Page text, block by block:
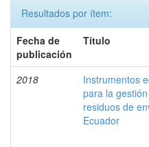
Resultados por ítem:
Fecha de
publicación
Título
2018
Instrumentos
para la
residuos de
Ecuador